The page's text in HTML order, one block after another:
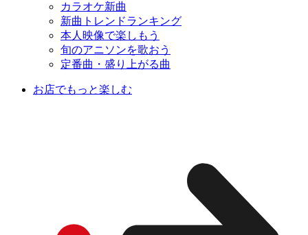
カラオケ新曲
新曲トレンドランキング
本人映像で楽しもう
旬のアニソンを歌おう
定番曲・盛り上がる曲
お店でもっと楽しむ